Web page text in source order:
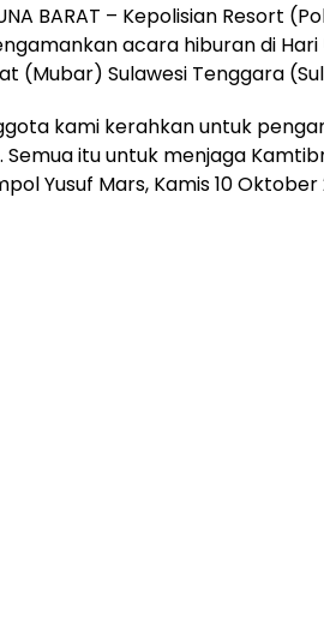
BARAT – Kepolisian Resort
acara hiburan di Hari
(Mubar) Sulawesi Tenggara
kami kerahkan untuk
Semua itu untuk menjaga
Yusuf Mars, Kamis 10 Oktober